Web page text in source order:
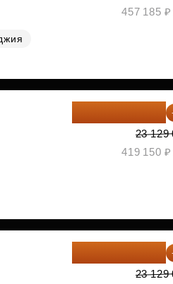
457 185 ₽
23 129
419 150 ₽
23 129